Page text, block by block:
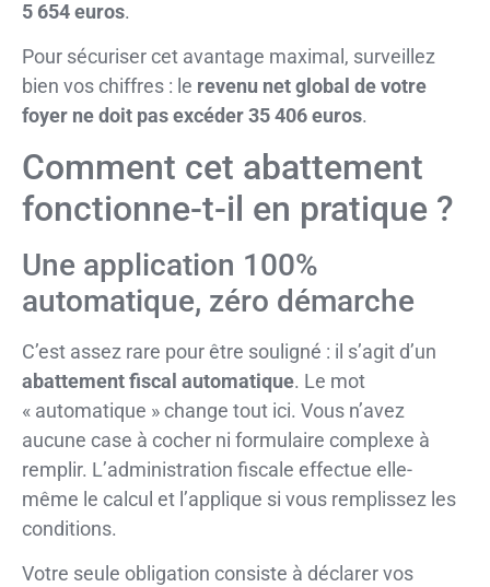
5 654 euros.
Pour sécuriser cet avantage maximal, surveillez
bien vos chiffres : le revenu net global de votre
foyer ne doit pas excéder 35 406 euros.
Comment cet abattement
fonctionne-t-il en pratique ?
Une application 100%
automatique, zéro démarche
C’est assez rare pour être souligné : il s’agit d’un
abattement fiscal automatique. Le mot
« automatique » change tout ici. Vous n’avez
aucune case à cocher ni formulaire complexe à
remplir. L’administration fiscale effectue elle-
même le calcul et l’applique si vous remplissez les
conditions.
Votre seule obligation consiste à déclarer vos